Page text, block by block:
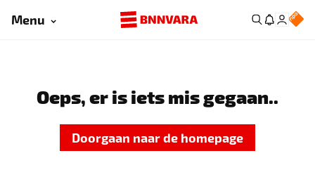
Menu
Oeps, er is iets mis gegaan..
Doorgaan naar de homepage